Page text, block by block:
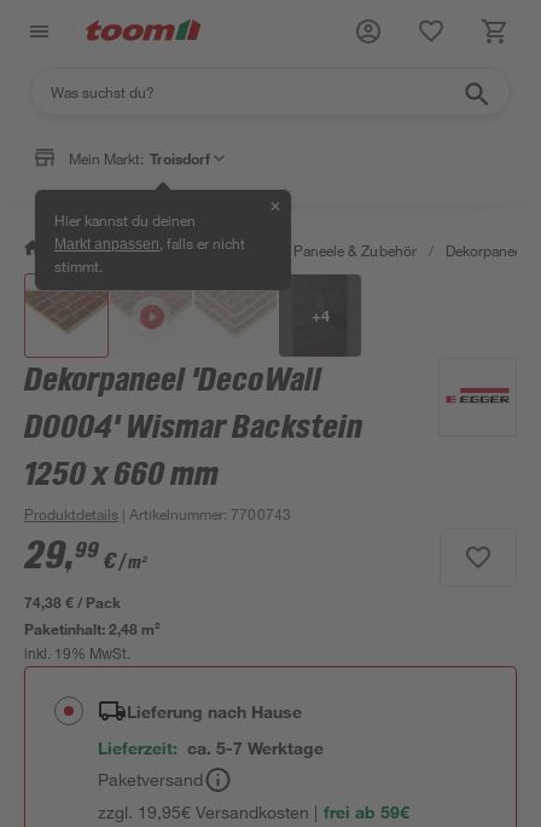
Mein Markt: Troisdorf
Hier kannst du deinen
Markt anpassen , falls er nicht
stimmt.
✕
/ Bauen & Renovieren / Holz Paneele & Zubehör / Dekorpaneele
+4
Dekorpaneel 'DecoWall
DO004' Wismar Backstein
1250 x 660 mm
Produktdetails | Artikelnummer: 7700743
29,99 €/ m²
74,38 € / Pack
Paketinhalt:2,48 m²
inkl. 19% MwSt.
Lieferung nach Hause
Lieferzeit: ca. 5-7 Werktage
Paketversand
zzgl. 19,95€ Versandkosten | frei ab 59€